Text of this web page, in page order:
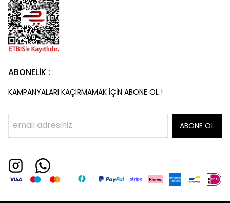
ABONELİK :
KAMPANYALARI KAÇIRMAMAK İÇİN ABONE OL !
ABONE OL